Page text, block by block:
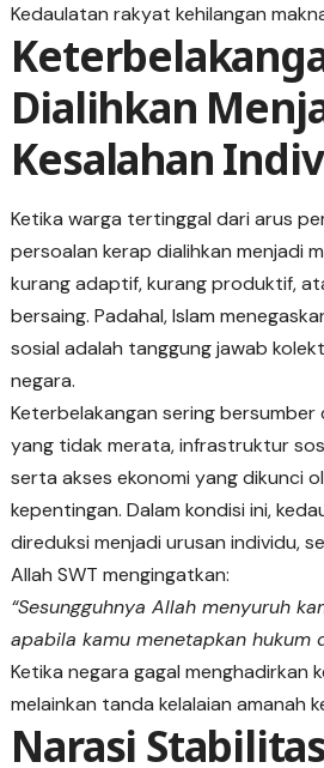
Kedaulatan rakyat kehilangan
Dialihkan
Kesalahan
Ketika warga tertinggal dari arus
persoalan kerap dialihkan menjadi
kurang adaptif, kurang produktif,
bersaing. Padahal, Islam
sosial adalah tanggung jawab
negara.
Keterbelakangan sering bersumber
yang tidak merata, infrastruktur
serta akses ekonomi yang dikunci
kepentingan. Dalam kondisi ini,
direduksi menjadi urusan individu,
Allah SWT mengingatkan:
“Sesungguhnya Allah menyuruh
apabila kamu menetapkan hukum
Ketika negara gagal menghadirkan
melainkan tanda kelalaian amanah
Narasi